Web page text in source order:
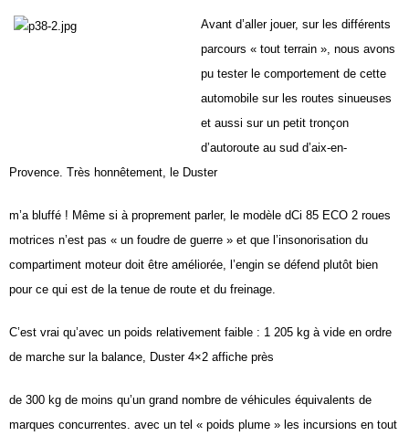
Avant d’aller jouer, sur les différents
parcours « tout terrain », nous avons
pu tester le comportement de cette
automobile sur les routes sinueuses
et aussi sur un petit tronçon
d’autoroute au sud d’aix-en-
Provence. Très honnêtement, le Duster
m’a bluffé ! Même si à proprement parler, le modèle dCi 85 ECO 2 roues
motrices n’est pas « un foudre de guerre » et que l’insonorisation du
compartiment moteur doit être améliorée, l’engin se défend plutôt bien
pour ce qui est de la tenue de route et du freinage.
C’est vrai qu’avec un poids relativement faible : 1 205 kg à vide en ordre
de marche sur la balance,
Duster 4×2 affiche près
de 300 kg de moins qu’un grand nombre de véhicules équivalents de
marques concurrentes. avec un tel « poids plume » les incursions en tout